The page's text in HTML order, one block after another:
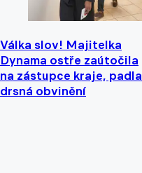
Válka slov! Majitelka
Dynama ostře zaútočila
na zástupce kraje, padla
drsná obvinění